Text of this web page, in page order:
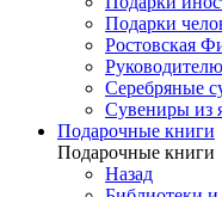
Подарки
Ростовская
Руководителю
Серебряные
Сувениры из
Подарочные книги
Подарочные книги
Назад